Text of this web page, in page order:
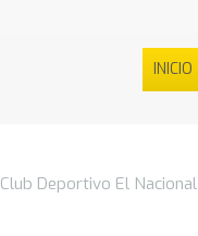
INICIO
Club Deportivo El Nacional